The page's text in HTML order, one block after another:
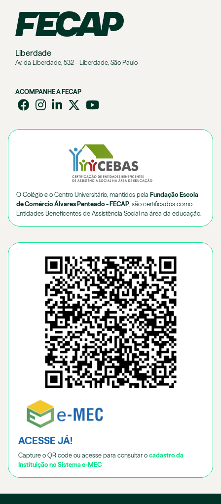
Liberdade
Av. da Liberdade, 532 - Liberdade, São Paulo
ACOMPANHE A FECAP
O Colégio e o Centro Universitário, mantidos pela Fundação Escola
de Comércio Álvares Penteado - FECAP , são certificados como
Entidades Beneficentes de Assistência Social na área da educação.
ACESSE JÁ!
Capture o QR code ou acesse para consultar o cadastro da
Instituição no Sistema e-MEC